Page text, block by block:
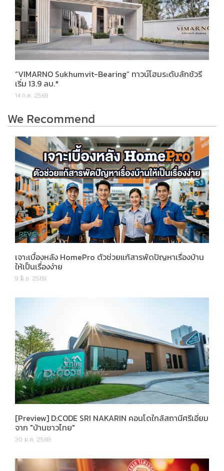
“VIMARNO Sukhumvit-Bearing” ทาวน์โฮมระดับลักชัวรี
เริ่ม 13.9 ลบ.*
14 ก.ค. 2569
We Recommend
เจาะเบื้องหลัง HomePro ตัวช่วยแก้สารพัดปัญหาเรื่องบ้าน
ให้เป็นเรื่องง่าย
9 มิ.ย. 2569
[Preview] D:CODE SRI NAKARIN คอนโดใกล้สถานีศรีเอี่ยม
จาก "บ้านชาวไทย"
30 ม.ค. 2569